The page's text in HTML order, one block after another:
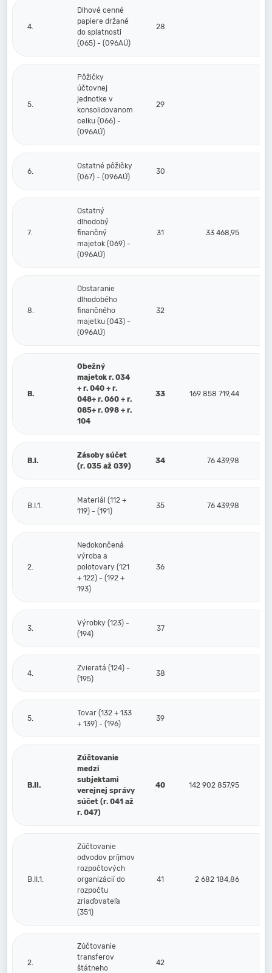
4.
Dlhové cenné
papiere držané
do splatnosti
(065) - (096AÚ)
28
5.
Pôžičky
účtovnej
jednotke v
konsolidovanom
celku (066) -
(096AÚ)
29
6.
Ostatné pôžičky
(067) - (096AÚ)
30
7.
Ostatný
dlhodobý
finančný
majetok (069) -
(096AÚ)
31 33 468,95
8.
Obstaranie
dlhodobého
finančného
majetku (043) -
(096AÚ)
32
B.
Obežný
majetok r. 034
+ r. 040 + r.
048+ r. 060 + r.
085+ r. 098 + r.
104
33 169 858 719,44
B.I.
Zásoby súčet
(r. 035 až 039)
34 76 439,98
B.I.1.
Materiál (112 +
119) - (191)
35 76 439,98
2.
Nedokončená
výroba a
polotovary (121
+ 122) - (192 +
193)
36
3.
Výrobky (123) -
(194)
37
4.
Zvieratá (124) -
(195)
38
5.
Tovar (132 + 133
+ 139) - (196)
39
B.II.
Zúčtovanie
medzi
subjektami
verejnej správy
súčet (r. 041 až
r. 047)
40 142 902 857,95
B.II.1.
Zúčtovanie
odvodov príjmov
rozpočtových
organizácií do
rozpočtu
zriaďovateľa
(351)
41 2 682 184,86
2.
Zúčtovanie
transferov
štátneho
42